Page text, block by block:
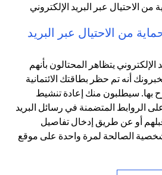
من الاحتيال عبر البريد
الإلكتروني يتظاهر المحتالون بأنهم
أنه تم حظر بطاقتك الائتمانية
سيطلبون منك إعادة تنشيط
الروابط المتضمنة في رسائل البريد
أو عن طريق إدخال تفاصيل
الصالحة لمرة واحدة على موقع